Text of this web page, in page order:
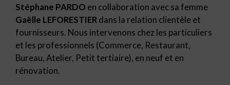
Stéphane PARDO en collaboration avec sa femme
Gaëlle LEFORESTIER dans la relation clientèle et
fournisseurs. Nous intervenons chez les particuliers
et les professionnels (Commerce, Restaurant,
Bureau, Atelier, Petit tertiaire), en neuf et en
rénovation.